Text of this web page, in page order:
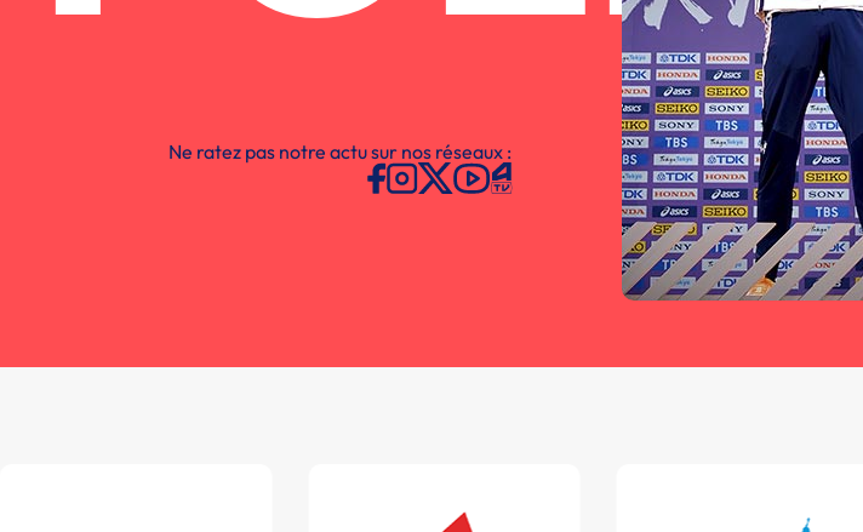
Ne ratez pas notre actu sur nos réseaux :